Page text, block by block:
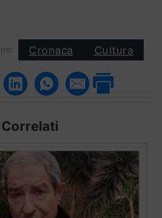
Cronaca Cultura